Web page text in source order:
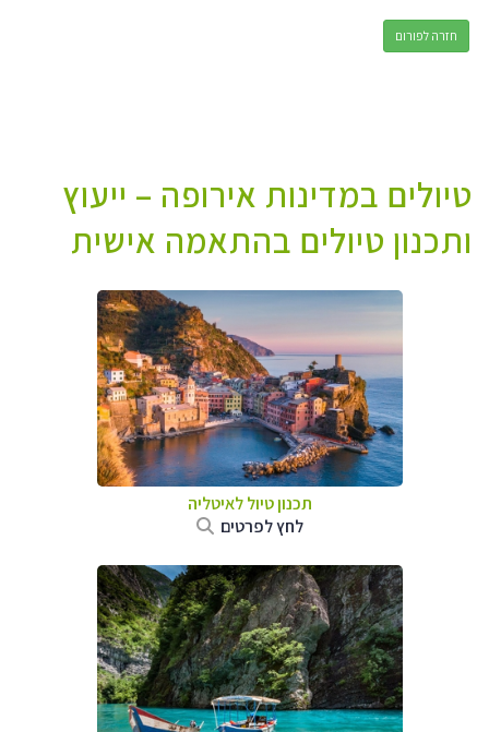
חזרה לפורום
טיולים במדינות אירופה – ייעוץ
ותכנון טיולים בהתאמה אישית
תכנון טיול לאיטליה
לחץ לפרטים